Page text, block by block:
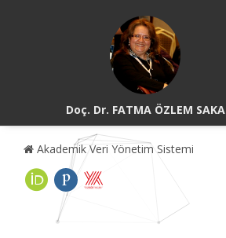
Doç. Dr. FATMA ÖZLEM SAKA
Akademik Veri Yönetim Sistemi